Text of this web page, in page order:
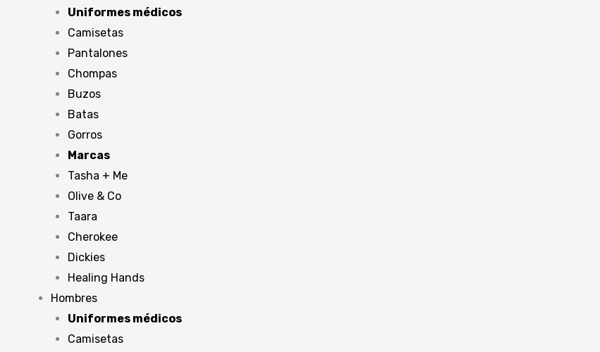
Uniformes médicos
Camisetas
Pantalones
Chompas
Buzos
Batas
Gorros
Marcas
Tasha + Me
Olive & Co
Taara
Cherokee
Dickies
Healing Hands
Hombres
Uniformes médicos
Camisetas